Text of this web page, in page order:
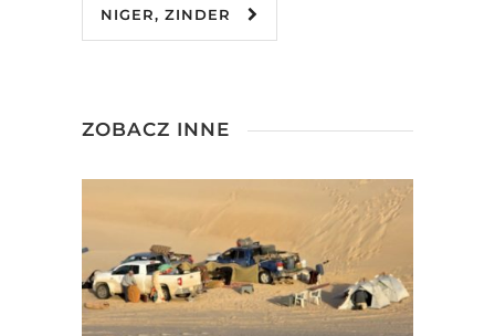
NIGER, ZINDER
ZOBACZ INNE